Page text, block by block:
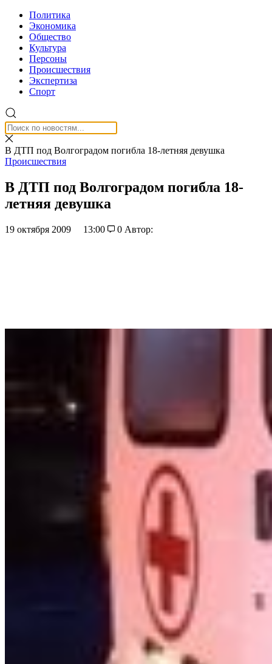
Политика
Экономика
Общество
Культура
Персоны
Происшествия
Экспертиза
Спорт
В ДТП под Волгоградом погибла 18-летняя девушка
Происшествия
В ДТП под Волгоградом погибла 18-
летняя девушка
19 октября 2009 13:00 0 Автор: